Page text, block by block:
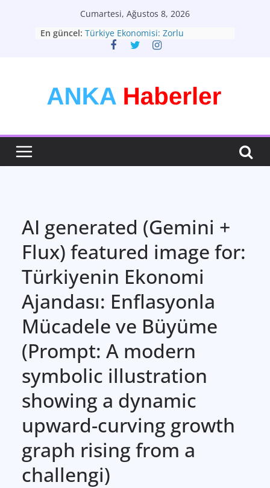
Cumartesi, Ağustos 8, 2026
En güncel: Türkiye Ekonomisi: Zorlu
Dönemeçte Yeni Adımlar
Daha Fazlası
Bütünsel Sağlık: Yaşam Kalitenizin
AI generated (Gemini +
Flux) featured image for:
Türkiyenin Ekonomi
Ajandası: Enflasyonla
Mücadele ve Büyüme
(Prompt: A modern
symbolic illustration
showing a dynamic
upward-curving growth
graph rising from a
challengi)